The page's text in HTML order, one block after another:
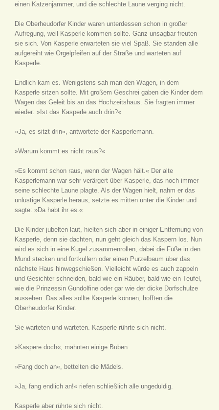
einen Katzenjammer, und die schlechte Laune verging nicht.
Die Oberheudorfer Kinder waren unterdessen schon in großer
Aufregung, weil Kasperle kommen sollte. Ganz unsagbar freuten
sie sich. Von Kasperle erwarteten sie viel Spaß. Sie standen alle
aufgereiht wie Orgelpfeifen auf der Straße und warteten auf
Kasperle.
Endlich kam es. Wenigstens sah man den Wagen, in dem
Kasperle sitzen sollte. Mit großem Geschrei gaben die Kinder dem
Wagen das Geleit bis an das Hochzeitshaus. Sie fragten immer
wieder: »Ist das Kasperle auch drin?«
»Ja, es sitzt drin«, antwortete der Kasperlemann.
»Warum kommt es nicht raus?«
»Es kommt schon raus, wenn der Wagen hält.« Der alte
Kasperlemann war sehr verärgert über Kasperle, das noch immer
seine schlechte Laune plagte. Als der Wagen hielt, nahm er das
unlustige Kasperle heraus, setzte es mitten unter die Kinder und
sagte: »Da habt ihr es.«
Die Kinder jubelten laut, hielten sich aber in einiger Entfernung von
Kasperle, denn sie dachten, nun geht gleich das Kaspern los. Nun
wird es sich in eine Kugel zusammenrollen, dabei die Füße in den
Mund stecken und fortkullern oder einen Purzelbaum über das
nächste Haus hinwegschießen. Vielleicht würde es auch zappeln
und Gesichter schneiden, bald wie ein Räuber, bald wie ein Teufel,
wie die Prinzessin Gundolfine oder gar wie der dicke Dorfschulze
aussehen. Das alles sollte Kasperle können, hofften die
Oberheudorfer Kinder.
Sie warteten und warteten. Kasperle rührte sich nicht.
»Kaspere doch«, mahnten einige Buben.
»Fang doch an«, bettelten die Mädels.
»Ja, fang endlich an!« riefen schließlich alle ungeduldig.
Kasperle aber rührte sich nicht.